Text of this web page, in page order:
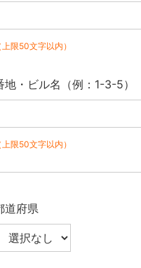
上限50文字以内）
地・ビル名（例：1-3-5）
上限50文字以内）
道府県